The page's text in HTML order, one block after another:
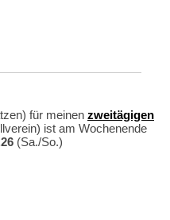
für meinen zweitägigen
ist am Wochenende
(Sa./So.)